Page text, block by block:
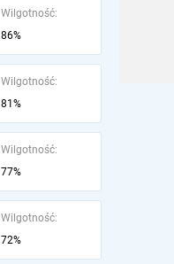
Wilgotność:
86%
Wilgotność:
81%
Wilgotność:
77%
Wilgotność:
72%